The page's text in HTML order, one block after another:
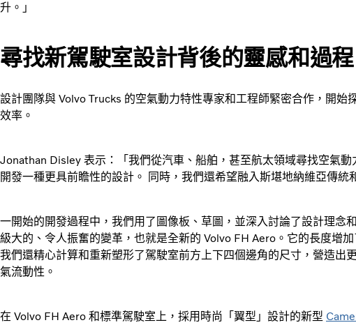
升。」
尋找新駕駛室設計背後的靈感和過程
設計團隊與 Volvo Trucks 的空氣動力特性專家和工程師緊密合作，開始
效率。
Jonathan Disley 表示：「我們從汽車、船舶，甚至航太領域尋找空氣
開發一種更具前瞻性的設計。 同時，我們還希望融入斯堪地納維亞傳統
一開始的開發過程中，我們用了圖像板、草圖，並深入討論了設計理念
級大的、令人振奮的變革，也就是全新的 Volvo FH Aero。它的長度增
我們還精心計算和重新塑形了駕駛室前方上下四個邊角的尺寸，營造出
氣流動性。
在 Volvo FH Aero 和標準駕駛室上，採用時尚「翼型」設計的新型